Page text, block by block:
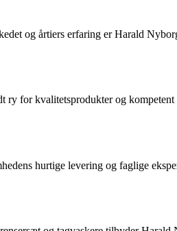
og årtiers erfaring er Harald
ry for kvalitetsprodukter og
hurtige levering og faglige